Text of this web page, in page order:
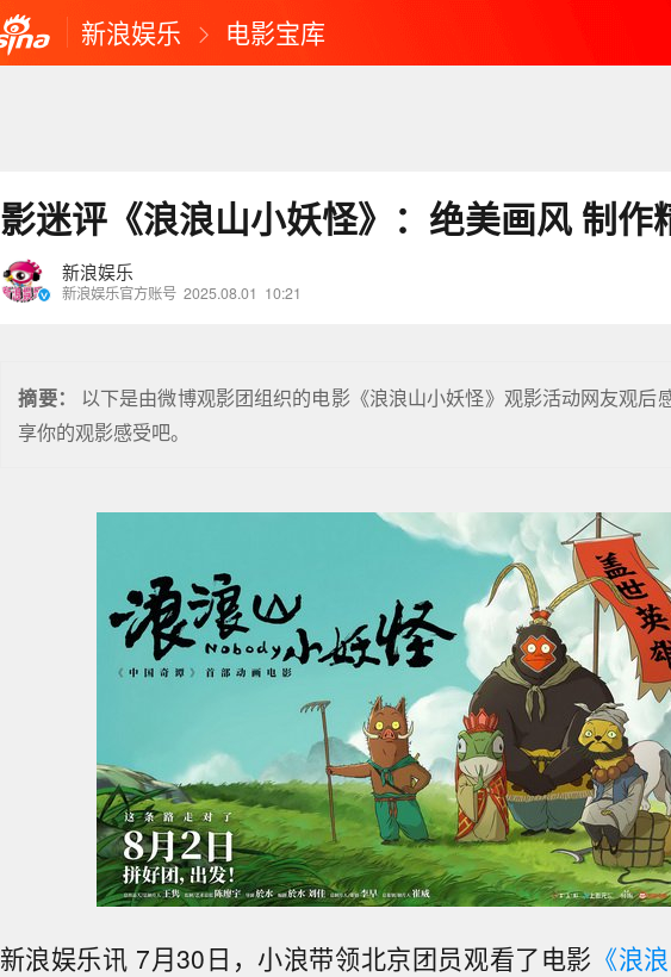
新浪娱乐 电影宝库
影迷评《浪浪山小妖怪》：绝美画风 制作
新浪娱乐
新浪娱乐官方账号 2025.08.01 10:21
摘要：
以下是由微博观影团组织的电影《浪浪山小妖怪》观影活动网友观后
享你的观影感受吧。
新浪娱乐讯 7月30日，小浪带领北京团员观看了电影 《浪